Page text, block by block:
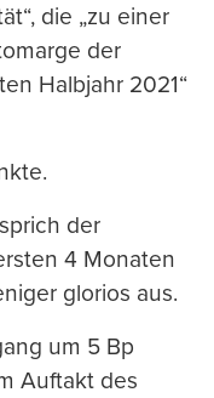
die „zu einer
der
Halbjahr 2021“
der
4 Monaten
glorios aus.
um 5 Bp
Auftakt des